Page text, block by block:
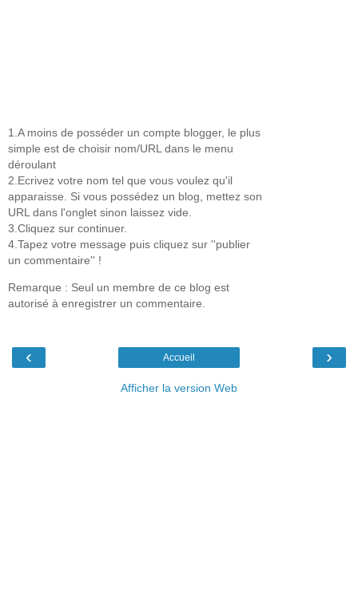
1.A moins de posséder un compte blogger, le plus
simple est de choisir nom/URL dans le menu
déroulant
2.Ecrivez votre nom tel que vous voulez qu'il
apparaisse. Si vous possédez un blog, mettez son
URL dans l'onglet sinon laissez vide.
3.Cliquez sur continuer.
4.Tapez votre message puis cliquez sur ''publier
un commentaire'' !
Remarque : Seul un membre de ce blog est
autorisé à enregistrer un commentaire.
‹ ›
Accueil
Afficher la version Web